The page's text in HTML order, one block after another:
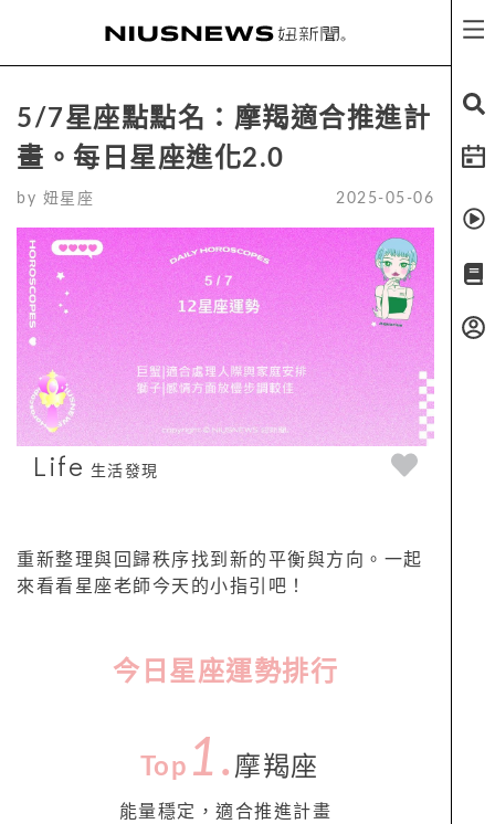
5/7星座點點名：摩羯適合推進計
畫。每日星座進化2.0
by 妞星座 2025-05-06
Life 生活發現
重新整理與回歸秩序找到新的平衡與方向。一起
來看看星座老師今天的小指引吧！
今日星座運勢排行
Top 1. 摩羯座
能量穩定，適合推進計畫